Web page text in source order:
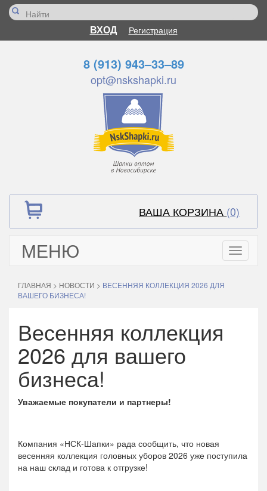
ВХОД Регистрация
8 (913) 943–33–89
opt@nskshapki.ru
ВАША КОРЗИНА (0)
МЕНЮ
Toggle
ГЛАВНАЯ > НОВОСТИ > ВЕСЕННЯЯ КОЛЛЕКЦИЯ 2026 ДЛЯ
ВАШЕГО БИЗНЕСА!
Весенняя коллекция
2026 для вашего
бизнеса!
Уважаемые покупатели и партнеры!
Компания «НСК-Шапки» рада сообщить, что новая
весенняя коллекция головных уборов 2026 уже поступила
на наш склад и готова к отгрузке!